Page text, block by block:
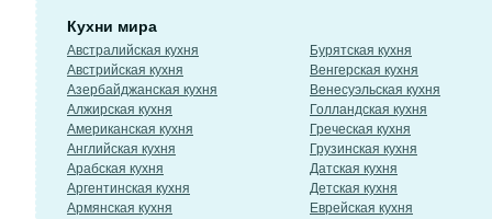
Кухни мира
Австралийская кухня
Австрийская кухня
Азербайджанская кухня
Алжирская кухня
Американская кухня
Английская кухня
Арабская кухня
Аргентинская кухня
Армянская кухня
Бурятская кухня
Венгерская кухня
Венесуэльская кухня
Голландская кухня
Греческая кухня
Грузинская кухня
Датская кухня
Детская кухня
Еврейская кухня